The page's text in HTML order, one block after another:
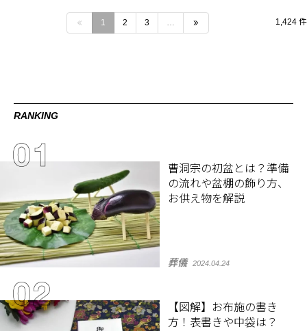
1,424 件
1 2 3 …
RANKING
曹洞宗の初盆とは？準備
の流れや盆棚の飾り方、
お供え物を解説
葬儀 2024.04.24
【図解】お布施の書き
方！表書きや中袋は？